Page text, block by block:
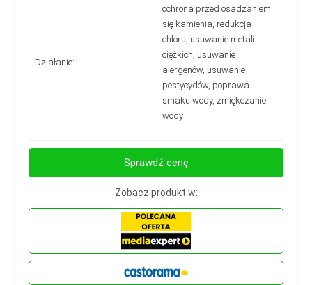
Działanie:
ochrona przed osadzaniem
się kamienia, redukcja
chloru, usuwanie metali
ciężkich, usuwanie
alergenów, usuwanie
pestycydów, poprawa
smaku wody, zmiękczanie
wody
Sprawdź cenę
Zobacz produkt w: